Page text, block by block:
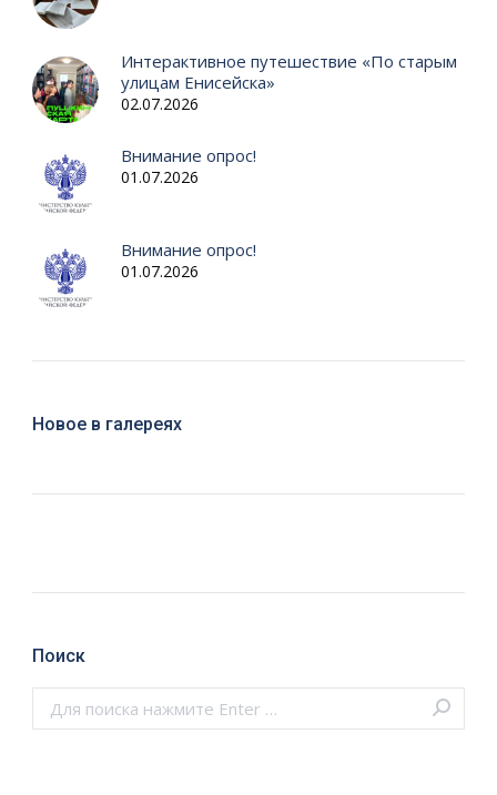
Интерактивное путешествие «По старым
улицам Енисейска»
02.07.2026
Внимание опрос!
01.07.2026
Внимание опрос!
01.07.2026
Новое в галереях
Поиск